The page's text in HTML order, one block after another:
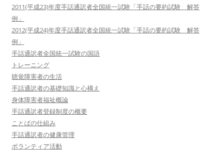
2011(平成23)年度手話通訳者全国統一試験「手話の要約試験 解答
例」
2012(平成24)年度手話通訳者全国統一試験「手話の要約試験 解答
例」
手話通訳者全国統一試験の国語
トレーニング
聴覚障害者の生活
手話通訳者の基礎知識と心構え
身体障害者福祉概論
手話通訳者登録制度の概要
ことばの仕組み
手話通訳者の健康管理
ボランティア活動